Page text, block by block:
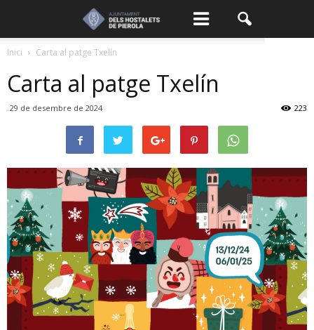
Inici Carta al patge Txelín
Carta al patge Txelín
29 de desembre de 2024 223